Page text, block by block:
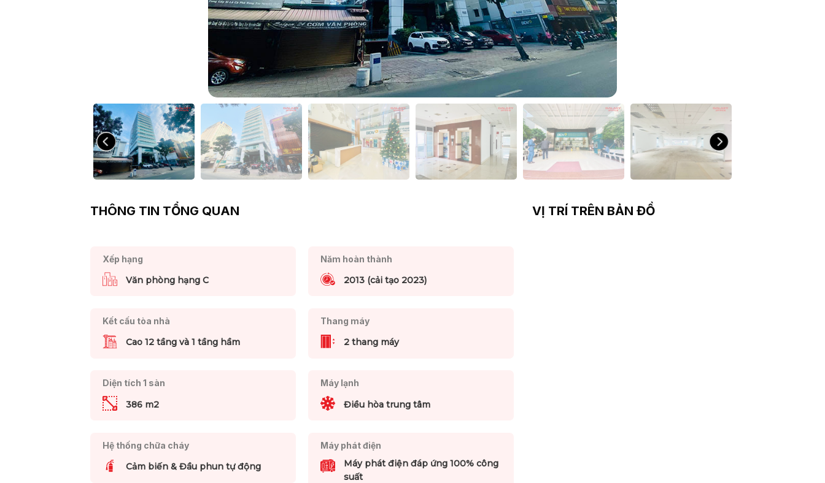
THÔNG TIN TỔNG QUAN
Xếp hạng
Văn phòng hạng C
Năm hoàn thành
2013 (cải tạo 2023)
Kết cấu tòa nhà
Cao 12 tầng và 1 tầng hầm
Thang máy
2 thang máy
Diện tích 1 sàn
386 m2
Máy lạnh
Điều hòa trung tâm
Hệ thống chữa cháy
Cảm biến & Đầu phun tự động
Máy phát điện
Máy phát điện đáp ứng 100% công
suất
VỊ TRÍ TRÊN BẢN ĐỒ